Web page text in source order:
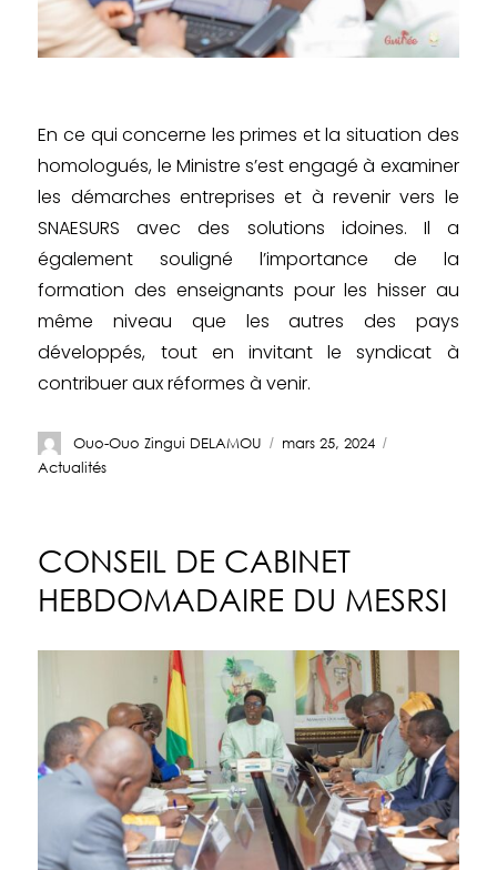
En ce qui concerne les primes et la situation des
homologués, le Ministre s’est engagé à examiner
les démarches entreprises et à revenir vers le
SNAESURS avec des solutions idoines. Il a
également souligné l’importance de la
formation des enseignants pour les hisser au
même niveau que les autres des pays
développés, tout en invitant le syndicat à
contribuer aux réformes à venir.
Ouo-Ouo Zingui DELAMOU
mars 25, 2024
Actualités
CONSEIL DE CABINET
HEBDOMADAIRE DU MESRSI